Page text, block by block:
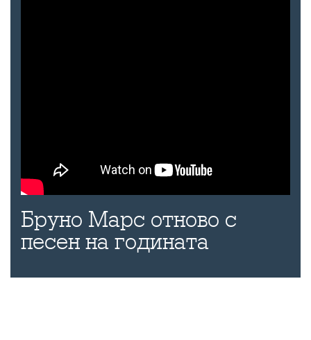
Бруно Марс отново с
песен на годината